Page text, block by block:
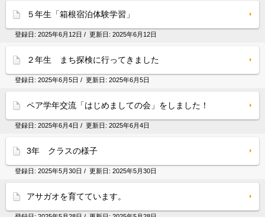
５年生「箱根宿泊体験学習」
登録日: 2025年6月12日 / 更新日: 2025年6月12日
２年生 まち探検に行ってきました
登録日: 2025年6月5日 / 更新日: 2025年6月5日
ペア学年交流「はじめましての会」をしました！
登録日: 2025年6月4日 / 更新日: 2025年6月4日
3年 クラスの様子
登録日: 2025年5月30日 / 更新日: 2025年5月30日
アサガオを育てています。